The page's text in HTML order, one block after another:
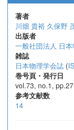
著者
川畑 貴裕 久保野
出版者
一般社団法人 日
雑誌
日本物理学会誌 (
巻号頁・発行日
vol.73, no.1,
参考文献数
14